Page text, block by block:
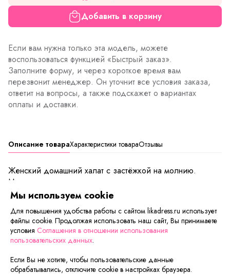
Добавить в корзину
Если вам нужна только эта модель, можете
воспользоваться функцией «Быстрый заказ».
Заполните форму, и через короткое время вам
перезвонит менеджер. Он уточнит все условия заказа,
ответит на вопросы, а также подскажет о вариантах
оплаты и доставки.
Описание товараХарактеристики товараОтзывы
Женский домашний халат с застёжкой на молнию.
Модель расклешенного силуэта с двумя карманами.
Длина по спинке в 54р.-103 см, 58р.-106 см, 62р.-109
Товар уценен в виду незначительного дефекта на ткани.
Сейчас на сайте смотрят
Мы используем cookie
Для повышения удобства работы с сайтом likadress.ru использует
файлы cookie. Продолжая использовать наш сайт, Вы принимаете
условия Соглашения в отношении использования
пользовательских данных.
Если Вы не хотите, чтобы пользовательские данные
обрабатывались, отключите cookie в настройках браузера.